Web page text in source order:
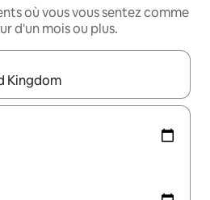
où vous vous sentez comme
d'un mois ou plus.
utilisez les flèches vers le